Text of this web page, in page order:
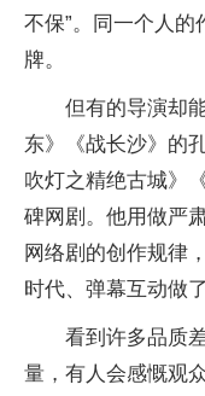
不保”。同一个人
牌。
但有的导演却
东》《战长沙》的
吹灯之精绝古城》
碑网剧。他用做严
网络剧的创作规律
时代、弹幕互动做
看到许多品质
量，有人会感慨观